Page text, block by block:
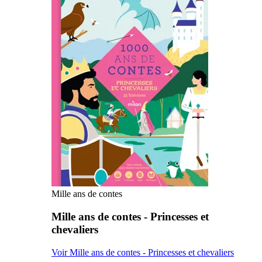
Mille ans de contes
Mille ans de contes - Princesses et
chevaliers
Voir Mille ans de contes - Princesses et chevaliers